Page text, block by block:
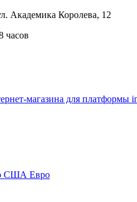
Академика Королева, 12
часов
США Евро